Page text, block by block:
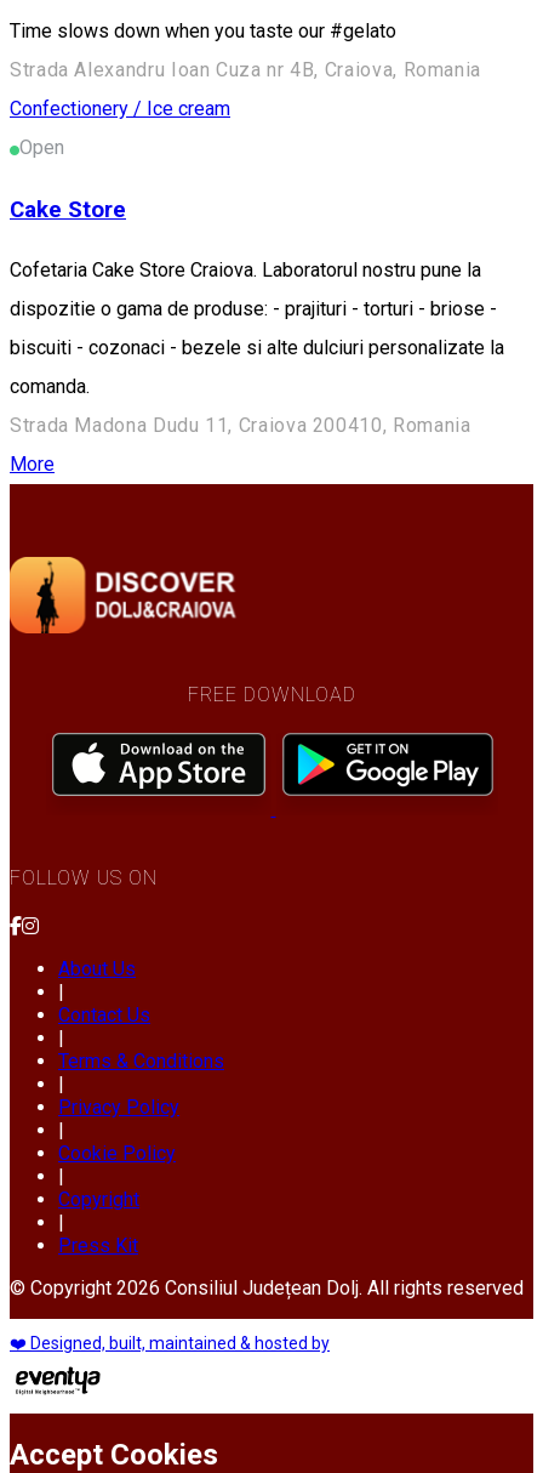
Time slows down when you taste our #gelato
Strada Alexandru Ioan Cuza nr 4B, Craiova, Romania
Confectionery / Ice cream
Open
Cake Store
Cofetaria Cake Store Craiova. Laboratorul nostru pune la
dispozitie o gama de produse: - prajituri - torturi - briose -
biscuiti - cozonaci - bezele si alte dulciuri personalizate la
comanda.
Strada Madona Dudu 11, Craiova 200410, Romania
More
FREE DOWNLOAD
FOLLOW US ON
About Us
|
Contact Us
|
Terms & Conditions
|
Privacy Policy
|
Cookie Policy
|
Copyright
|
Press Kit
© Copyright 2026 Consiliul Județean Dolj. All rights reserved
❤️ Designed, built, maintained & hosted by
Accept Cookies